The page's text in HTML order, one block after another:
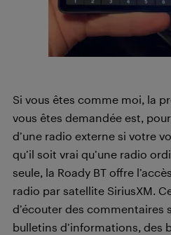
Si vous êtes comme moi, la
vous êtes demandée est,
d’une radio externe si votre
qu’il soit vrai qu’une radio
seule, la Roady BT offre
radio par satellite SiriusXM.
d’écouter des commentaires
bulletins d’informations, des